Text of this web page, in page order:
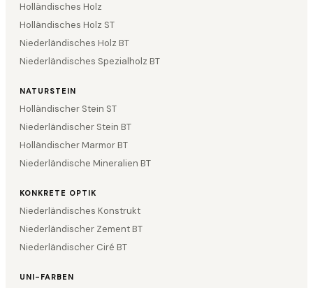
Holländisches Holz
Holländisches Holz ST
Niederländisches Holz BT
Niederländisches Spezialholz BT
NATURSTEIN
Holländischer Stein ST
Niederländischer Stein BT
Holländischer Marmor BT
Niederländische Mineralien BT
KONKRETE OPTIK
Niederländisches Konstrukt
Niederländischer Zement BT
Niederländischer Ciré BT
UNI-FARBEN